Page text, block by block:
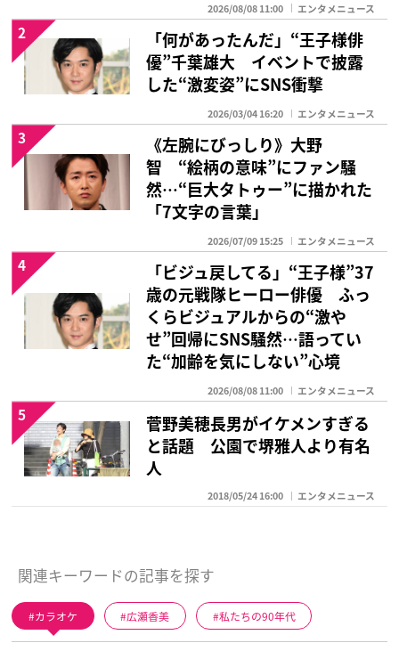
2026/08/08 11:00 エンタメニュース
「何があったんだ」“王子様俳
優”千葉雄大 イベントで披露
した“激変姿”にSNS衝撃
2026/03/04 16:20 エンタメニュース
2
《左腕にびっしり》大野
智 “絵柄の意味”にファン騒
然…“巨大タトゥー”に描かれた
「7文字の言葉」
2026/07/09 15:25 エンタメニュース
3
「ビジュ戻してる」“王子様”37
歳の元戦隊ヒーロー俳優 ふっ
くらビジュアルからの“激や
せ”回帰にSNS騒然…語ってい
た“加齢を気にしない”心境
2026/08/08 11:00 エンタメニュース
4
菅野美穂長男がイケメンすぎる
と話題 公園で堺雅人より有名
人
2018/05/24 16:00 エンタメニュース
5
関連キーワードの記事を探す
カラオケ 広瀬香美 私たちの90年代